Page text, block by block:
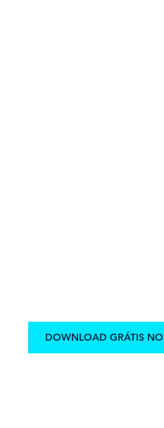
DOWNLOAD GRÁTIS